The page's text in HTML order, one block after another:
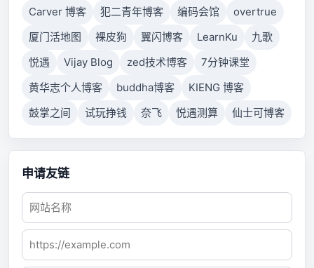
Carver 博客 犯二青年博客 编码会馆
overtrue
厦门活地图
裸皮狗 翼闪博客 LearnKu
九歌
悦遇
Vijay Blog zed技术博客
7分钟课堂
黄华志个人博客
buddha博客
KIENG 博客
鼓掌之间
试玩挣钱 奈飞 悦遇测算 仙士可博客
申请友链